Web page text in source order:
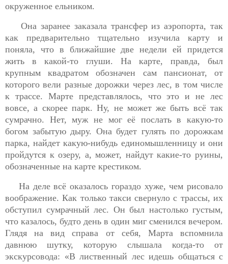
окруженное ельником.
Она заранее заказала трансфер из аэропорта, так
как предварительно тщательно изучила карту и
поняла, что в ближайшие две недели ей придется
жить в какой-то глуши. На карте, правда, был
крупным квадратом обозначен сам пансионат, от
которого вели разные дорожки через лес, в том числе
к трассе. Марте представлялось, что это и не лес
вовсе, а скорее парк. Ну, не может же быть всё так
сумрачно. Нет, муж не мог её послать в какую-то
богом забытую дыру. Она будет гулять по дорожкам
парка, найдет какую-нибудь единомышленницу и они
пройдутся к озеру, а, может, найдут какие-то руины,
обозначенные на карте крестиком.
На деле всё оказалось гораздо хуже, чем рисовало
воображение. Как только такси свернуло с трассы, их
обступил сумрачный лес. Он был настолько густым,
что казалось, будто день в один миг сменился вечером.
Глядя на вид справа от себя, Марта вспомнила
давнюю шутку, которую слышала когда-то от
экскурсовода: «В лиственный лес идешь общаться с